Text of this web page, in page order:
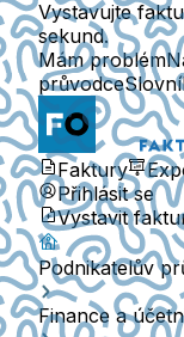
Vystavujte
sekund.
Mám problém
průvodce
Faktury
Přihlásit se
Vystavit
Podnikatelův
Finance a